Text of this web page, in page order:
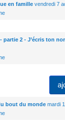
en famillevendredi 7
partie 2 - J’écris ton
bout du mondemardi